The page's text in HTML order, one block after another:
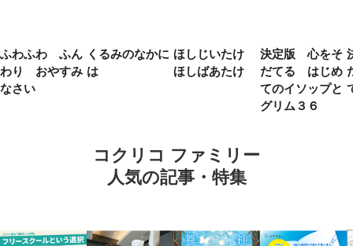
ふわふわ ふん
わり おやすみ
なさい
くるみのなかに
は
ほしじいたけ
ほしばあたけ
決定版 心をそ
だてる はじめ
てのイソップと
グリム３６
コクリコ ファミリー
人気の記事・特集